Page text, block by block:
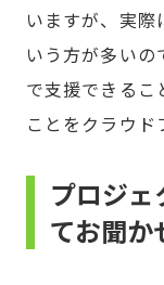
いますが、実際
いう方が多い
で支援できるこ
ことをクラウド
プロジ
てお聞か